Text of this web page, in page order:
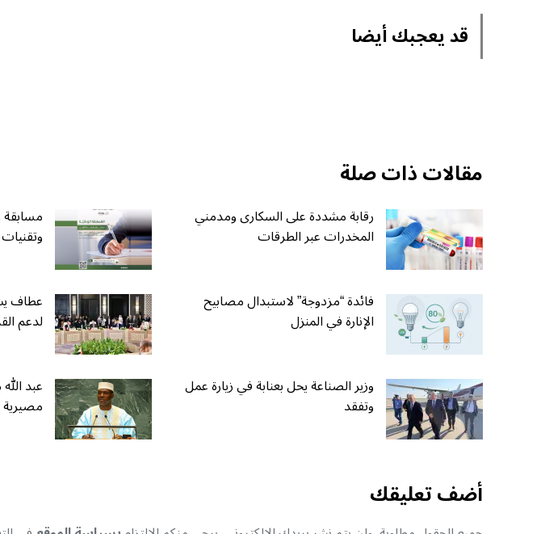
قد يعجبك أيضا
مقالات ذات صلة
رقابة مشددة على السكارى ومدمني
المخدرات عبر الطرقات
مسابقة
فائدة “مزدوجة” لاستبدال مصابيح
الإنارة في المنزل
عطاف
لدعم
وزير الصناعة يحل بعنابة في زيارة عمل
وتفقد
عبد
مصيرية
أضف تعليقك